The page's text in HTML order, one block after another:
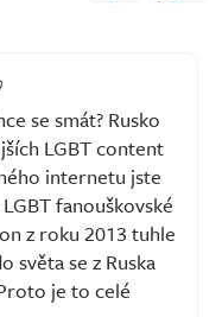
se smát? Rusko
LGBT content
internetu jste
fanouškovské
z roku 2013 tuhle
světa se z Ruska
je to celé